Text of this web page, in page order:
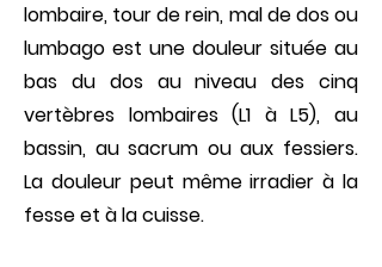
lombaire, tour de rein, mal de dos ou
lumbago est une douleur située au
bas du dos au niveau des cinq
vertèbres lombaires (L1 à L5), au
bassin, au sacrum ou aux fessiers.
La douleur peut même irradier à la
fesse et à la cuisse.